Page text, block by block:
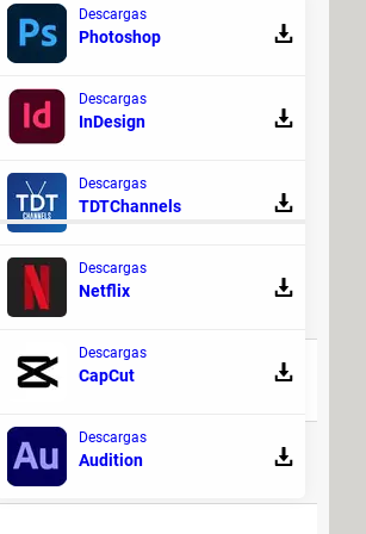
64
33
Descargas
Photoshop
Descargas
InDesign
Descargas
TDTChannels
Descargas
Netflix
Descargas
CapCut
Descargas
Audition